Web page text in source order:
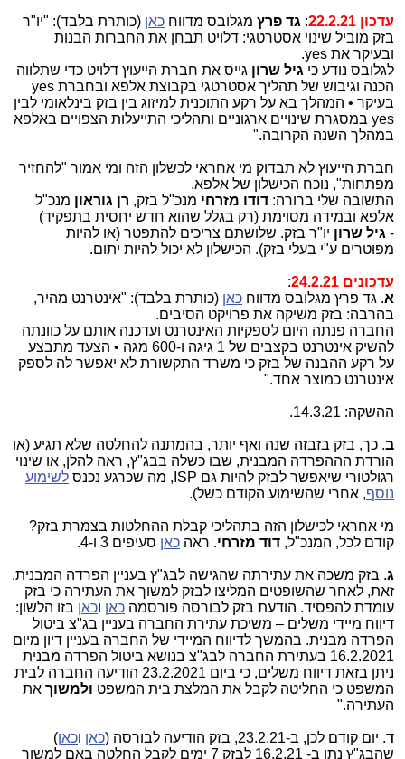
עדכון 22.2.21 : גד פרץ מגלובס מדווח כאן (כותרת בלבד): "יו"ר
בזק מוביל שינוי אסטרטגי: דלויט תבחן את החברות הבנות
ובעיקר את yes.
לגלובס נודע כי גיל שרון גייס את חברת הייעוץ דלויט כדי שתלווה
הכנה וגיבוש של תהליך אסטרטגי בקבוצת אלפא ובחברת yes
בעיקר • המהלך בא על רקע התוכנית למיזוג בין בזק בינלאומי לבין
yes במסגרת שינויים ארגוניים ותהליכי התייעלות הצפויים באלפא
במהלך השנה הקרובה."
חברת הייעוץ לא תבדוק מי אחראי לכשלון הזה ומי אמור "להחזיר
מפתחות", נוכח הכישלון של אלפא.
התשובה שלי ברורה: דודו מזרחי מנכ"ל בזק, רן גוראון מנכ"ל
אלפא ובמידה מסוימת (רק בגלל שהוא חדש יחסית בתפקיד)
- גיל שרון יו"ר בזק. שלושתם צריכים להתפטר (או להיות
מפוטרים ע"י בעלי בזק). הכישלון לא יכול להיות יתום.
עדכונים 24.2.21
:
א. גד פרץ מגלובס מדווח כאן (כותרת בלבד): "אינטרנט מהיר,
בהרבה: בזק משיקה את פרויקט הסיבים.
החברה פנתה היום לספקיות האינטרנט ועדכנה אותם על כוונתה
להשיק אינטרנט בקצבים של 1 גיגה ו-600 מגה • הצעד מתבצע
על רקע ההבנה של בזק כי משרד התקשורת לא יאפשר לה לספק
אינטרנט כמוצר אחד."
ההשקה: 14.3.21.
ב. כך, בזק בזבזה שנה ואף יותר, בהמתנה להחלטה שלא תגיע (או
הורדת הההפרדה המבנית, שבו כשלה בבג"ץ, ראה להלן, או שינוי
רגולטורי שיאפשר לבזק להיות גם ISP, מה שכרגע נכנס
לשימוע
נוסף, אחרי שהשימוע הקודם כשל).
מי אחראי לכישלון הזה בתהליכי קבלת ההחלטות בצמרת בזק?
קודם לכל, המנכ"ל, דוד מזרחי. ראה כאן סעיפים 3 ו-4.
ג. בזק משכה את עתירתה שהגישה לבג"ץ בעניין הפרדה המבנית.
זאת, לאחר שהשופטים המליצו לבזק למשוך את העתירה כי בזק
עומדת להפסיד. הודעת בזק לבורסה פורסמה כאן וכאן בזו הלשון:
דיווח מיידי משלים – משיכת עתירת החברה בעניין בג"צ ביטול
הפרדה מבנית. בהמשך לדיווח המיידי של החברה בעניין דיון מיום
16.2.2021 בעתירת החברה לבג"צ בנושא ביטול הפרדה מבנית
ניתן בזאת דיווח משלים, כי ביום 23.2.2021 הודיעה החברה לבית
המשפט כי החליטה לקבל את המלצת בית המשפט ולמשוך את
העתירה."
ד. יום קודם לכן, ב-23.2.21, בזק הודיעה לבורסה ( כאן וכאן)
שהבג"ץ נתן ב- 16.2.21 לבזק 7 ימים לקבל החלטה באם למשוך